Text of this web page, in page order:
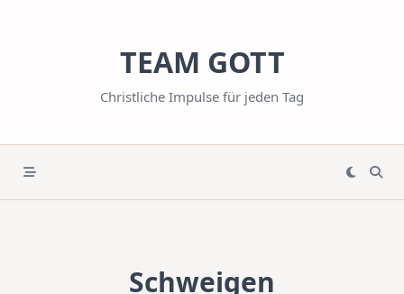
TEAM GOTT
Christliche Impulse für jeden Tag
Schweigen